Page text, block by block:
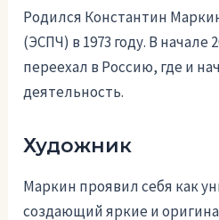
Родился Константин
(ЭСПЧ) в 1973 году. В начале
переехал в Россию, где и
деятельность.
Художник
Маркин проявил себя как
создающий яркие и